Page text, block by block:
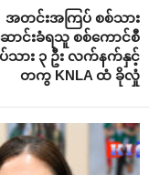
အတင်းအကြပ် စစ်သား
ာင်းခံရသူ စစ်ကောင်စီ
သား ၃ ဦး လက်နက်နှင့်
တကွ KNLA ထံ ခိုလှုံ